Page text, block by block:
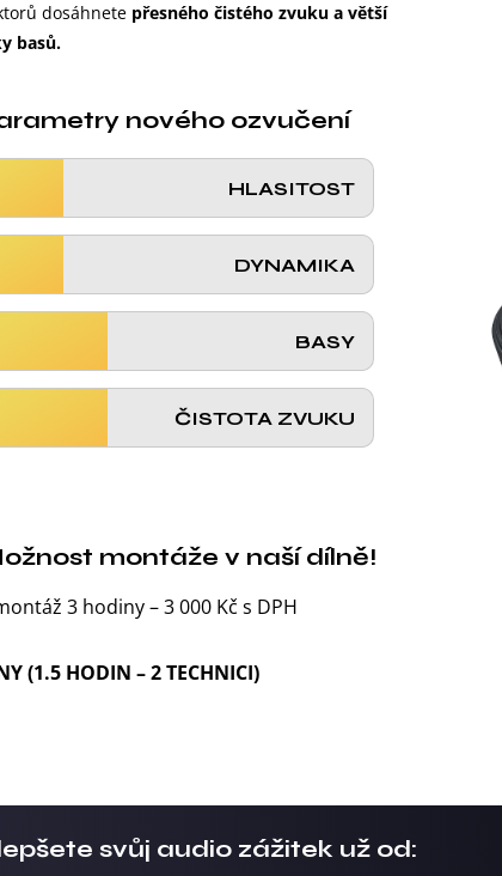
dosáhnete přesného čistého zvuku a větší
basů.
nového ozvučení
HLASITOST
DYNAMIKA
BASY
ČISTOTA ZVUKU
montáže v naší dílně!
3 hodiny – 3 000 Kč s DPH
(1.5 HODIN – 2 TECHNICI)
svůj audio zážitek už od: